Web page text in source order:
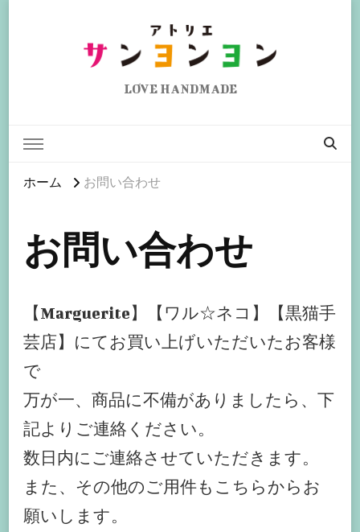
LOVE HANDMADE
ホーム お問い合わせ
お問い合わせ
【Marguerite】【ワル☆ネコ】【黒猫手
芸店】にてお買い上げいただいたお客様
で
万が一、商品に不備がありましたら、下
記よりご連絡ください。
数日内にご連絡させていただきます。
また、その他のご用件もこちらからお
願いします。